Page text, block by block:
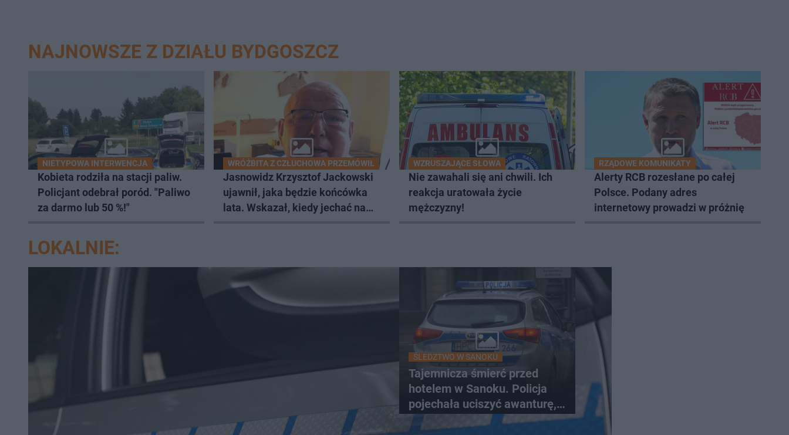
NAJNOWSZE Z DZIAŁU BYDGOSZCZ
NIETYPOWA INTERWENCJA
Kobieta rodziła na stacji paliw.
Policjant odebrał poród. "Paliwo
za darmo lub 50 %!"
WRÓŻBITA Z CZŁUCHOWA PRZEMÓWIŁ
Jasnowidz Krzysztof Jackowski
ujawnił, jaka będzie końcówka
lata. Wskazał, kiedy jechać na
WZRUSZAJĄCE SŁOWA
Nie zawahali się ani chwili. Ich
reakcja uratowała życie
mężczyzny!
RZĄDOWE KOMUNIKATY
Alerty RCB rozesłane po całej
Polsce. Podany adres
internetowy prowadzi w próżnię
LOKALNIE:
ŚLEDZTWO W SANOKU
Tajemnicza śmierć przed
hotelem w Sanoku. Policja
pojechała uciszyć awanturę,
znaleźli ciało